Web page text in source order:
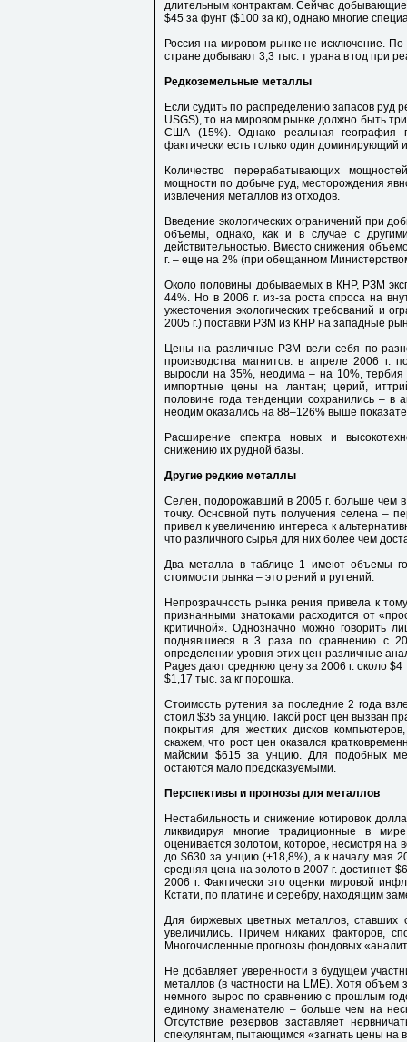
длительным контрактам. Сейчас
$45 за фунт ($100 за кг), однако многие
Россия на мировом рынке не исключение.
стране добывают 3,3 тыс. т урана в год при
Редкоземельные металлы
Если судить по распределению запасов руд
USGS), то на мировом рынке должно быть
США (15%). Однако реальная география
фактически есть только один доминирующий
Количество перерабатывающих
мощности по добыче руд, месторождения
извлечения металлов из отходов.
Введение экологических ограничений при
объемы, однако, как и в случае с
действительностью. Вместо снижения
г. – еще на 2% (при обещанном
Около половины добываемых в КНР, РЗМ
44%. Но в 2006 г. из-за роста спроса на
ужесточения экологических требований и
2005 г.) поставки РЗМ из КНР на западные
Цены на различные РЗМ вели себя по-
производства магнитов: в апреле 2006 г.
выросли на 35%, неодима – на 10%,
импортные цены на лантан; церий,
половине года тенденции сохранились – в
неодим оказались на 88–126% выше
Расширение спектра новых и
снижению их рудной базы.
Другие редкие металлы
Селен, подорожавший в 2005 г. больше чем в
точку. Основной путь получения селена –
привел к увеличению интереса к
что различного сырья для них более чем
Два металла в таблице 1 имеют объемы
стоимости рынка – это рений и рутений.
Непрозрачность рынка рения привела к
признанными знатоками расходится от
критичной». Однозначно можно говорить
поднявшиеся в 3 раза по сравнению с
определении уровня этих цен различные
Pages дают среднюю цену за 2006 г. около $4
$1,17 тыс. за кг порошка.
Стоимость рутения за последние 2 года
стоил $35 за унцию. Такой рост цен вызван
покрытия для жестких дисков
скажем, что рост цен оказался
майским $615 за унцию. Для подобных
остаются мало предсказуемыми.
Перспективы и прогнозы для металлов
Нестабильность и снижение котировок
ликвидируя многие традиционные в
оценивается золотом, которое, несмотря
до $630 за унцию (+18,8%), а к началу мая
средняя цена на золото в 2007 г. достигнет
2006 г. Фактически это оценки мировой
Кстати, по платине и серебру, находящим
Для биржевых цветных металлов, ставших
увеличились. Причем никаких факторов,
Многочисленные прогнозы фондовых
Не добавляет уверенности в будущем
металлов (в частности на LME). Хотя объем
немного вырос по сравнению с прошлым
единому знаменателю – больше чем на
Отсутствие резервов заставляет
спекулянтам, пытающимся «загнать цены на